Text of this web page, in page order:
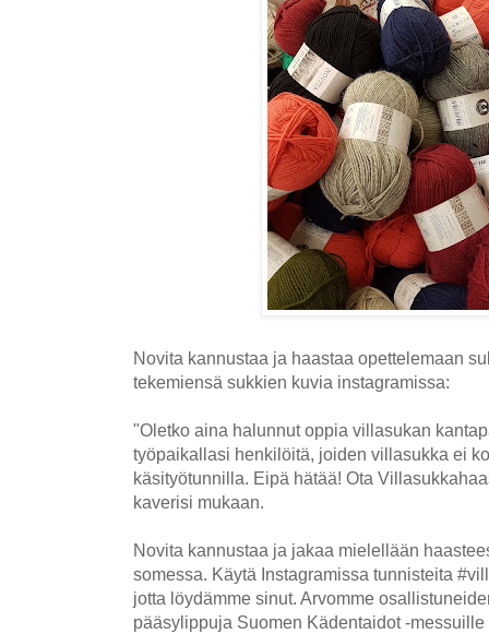
Novita kannustaa ja haastaa opettelemaan
tekemiensä sukkien kuvia instagramissa:
"Oletko aina halunnut oppia villasukan
työpaikallasi henkilöitä, joiden villasukka ei
käsityötunnilla. Eipä hätää! Ota
kaverisi mukaan.
Novita kannustaa ja jakaa mielellään
somessa. Käytä Instagramissa tunnisteita
jotta löydämme sinut. Arvomme
pääsylippuja Suomen Kädentaidot -messuille